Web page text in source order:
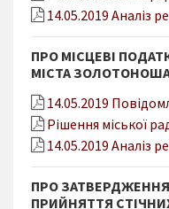
14.05.2019 Аналіз
ПРО МІСЦЕВІ
МІСТА ЗОЛОТОНОША
14.05.2019
Рішення міської
14.05.2019 Аналіз
ПРО
ПРИЙНЯТТЯ